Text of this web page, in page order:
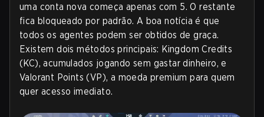
uma conta nova começa apenas com 5. O restante
fica bloqueado por padrão. A boa notícia é que
todos os agentes podem ser obtidos de graça.
Existem dois métodos principais: Kingdom Credits
(KC), acumulados jogando sem gastar dinheiro, e
Valorant Points (VP), a moeda premium para quem
quer acesso imediato.